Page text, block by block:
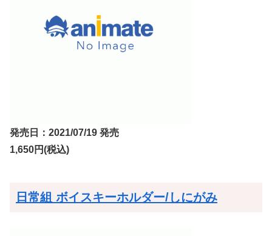
発売日：2021/07/19 発売
1,650円(税込)
日常組 ボイスキーホルダー/しにがみ